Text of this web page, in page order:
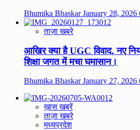
Bhumika BhaskarJanuary 28, 2026
ताज़ा खबरे
आखिर क्या है UGC विवाद, नए
शिक्षा जगत में मचा घमासान।
Bhumika BhaskarJanuary 27, 2026
ख़ास खबरें
ताज़ा खबरे
मध्यप्रदेश